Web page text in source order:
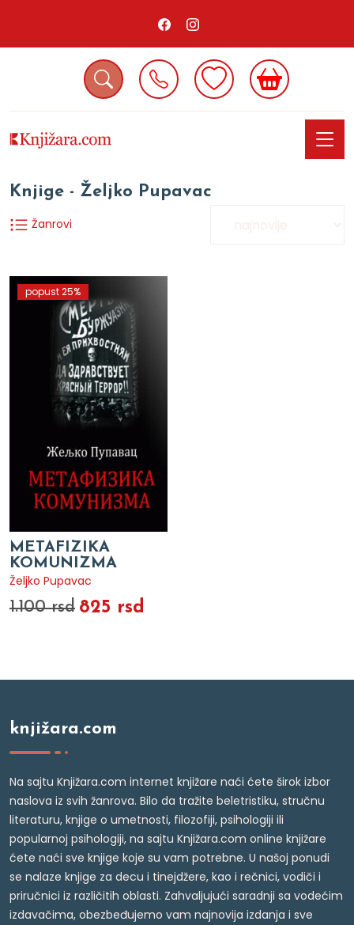
Knjige - Željko Pupavac
Žanrovi
popust 25%
METAFIZIKA
KOMUNIZMA
Željko Pupavac
1.100 rsd 825 rsd
knjižara.com
Na sajtu Knjižara.com internet knjižare naći ćete širok izbor
naslova iz svih žanrova. Bilo da tražite beletristiku, stručnu
literaturu, knjige o umetnosti, filozofiji, psihologiji ili
popularnoj psihologiji, na sajtu Knjižara.com online knjižare
ćete naći sve knjige koje su vam potrebne. U našoj ponudi
se nalaze knjige za decu i tinejdžere, kao i rečnici, vodiči i
priručnici iz različitih oblasti. Zahvaljujući saradnji sa vodećim
izdavačima, obezbeđujemo vam najnovija izdanja i sve